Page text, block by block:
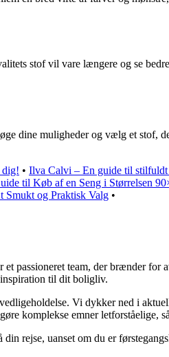
stof vil vare længere og se
dine muligheder og vælg et stof,
dig! • Ilva Calvi – En guide til stilfuldt
til Køb af en Seng i Størrelsen
Smukt og Praktisk Valg •
team, der brænder for
til dit boligliv.
Vi dykker ned i
komplekse emner letforståelige,
rejse, uanset om du er